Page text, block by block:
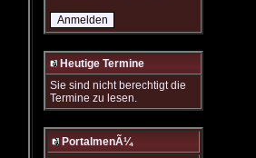
Heutige Termine
Sie sind nicht berechtigt die
Termine zu lesen.
PortalmenÃ¼